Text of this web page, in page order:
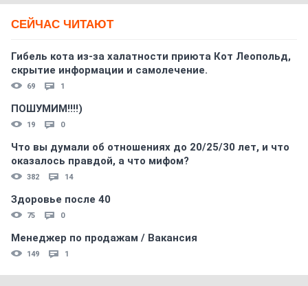
СЕЙЧАС ЧИТАЮТ
Гибель кота из-за халатности приюта Кот Леопольд,
скрытиe информации и самолечение.
69 1
ПОШУМИМ!!!!)
19 0
Что вы думали об отношениях до 20/25/30 лет, и что
оказалось правдой, а что мифом?
382 14
Здоровье после 40
75 0
Менеджер по продажам / Вакансия
149 1